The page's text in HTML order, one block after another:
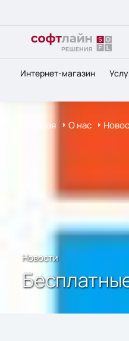
Интернет-магазин
Главная О нас
Новости